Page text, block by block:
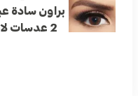
براون سادة
2 عدسات لاصقة